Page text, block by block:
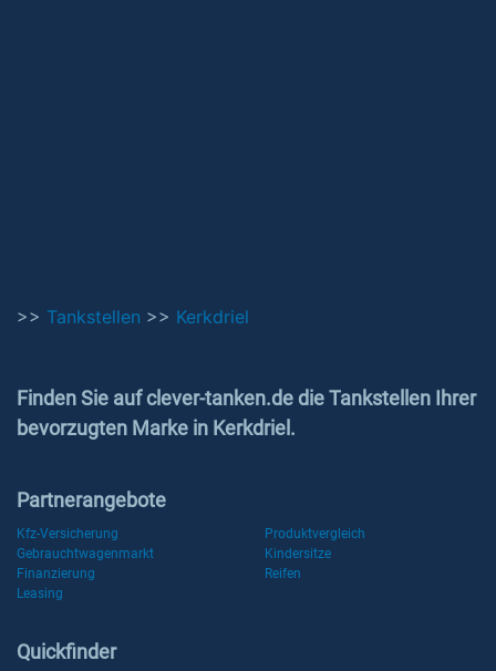
>> Tankstellen >> Kerkdriel
Finden Sie auf clever-tanken.de die Tankstellen Ihrer
bevorzugten Marke in Kerkdriel.
Partnerangebote
Kfz-Versicherung
Produktvergleich
Gebrauchtwagenmarkt
Kindersitze
Finanzierung
Reifen
Leasing
Quickfinder